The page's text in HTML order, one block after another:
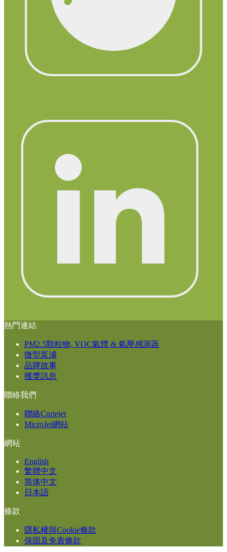
熱門連結
PM2.5顆粒物, VOC氣體 & 氣壓感測器
微型泵浦
品牌故事
獲獎訊息
聯絡我們
聯絡Curiejet
MicroJet網站
網站
English
繁體中文
简体中文
日本語
條款
隱私權與Cookie條款
保固及免責條款